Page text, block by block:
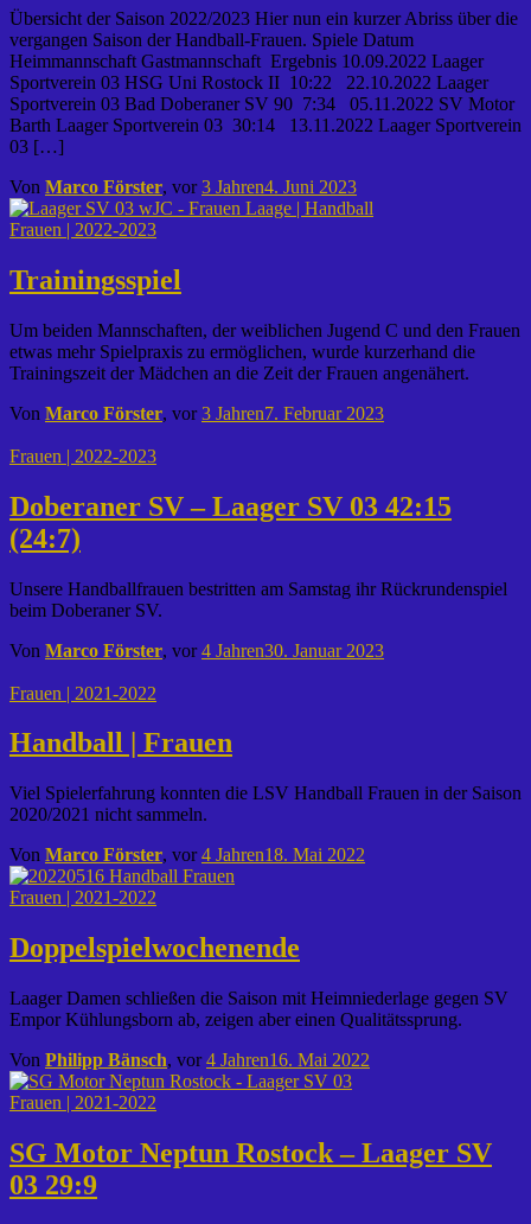
Übersicht der Saison 2022/2023 Hier nun ein kurzer Abriss über die
vergangen Saison der Handball-Frauen. Spiele Datum
Heimmannschaft Gastmannschaft Ergebnis 10.09.2022 Laager
Sportverein 03 HSG Uni Rostock II 10:22 22.10.2022 Laager
Sportverein 03 Bad Doberaner SV 90 7:34 05.11.2022 SV Motor
Barth Laager Sportverein 03 30:14 13.11.2022 Laager Sportverein
03 […]
Von Marco Förster, vor3 Jahren4. Juni 2023
Frauen | 2022-2023
Trainingsspiel
Um beiden Mannschaften, der weiblichen Jugend C und den Frauen
etwas mehr Spielpraxis zu ermöglichen, wurde kurzerhand die
Trainingszeit der Mädchen an die Zeit der Frauen angenähert.
Von Marco Förster, vor3 Jahren7. Februar 2023
Frauen | 2022-2023
Doberaner SV – Laager SV 03 42:15
(24:7)
Unsere Handballfrauen bestritten am Samstag ihr Rückrundenspiel
beim Doberaner SV.
Von Marco Förster, vor4 Jahren30. Januar 2023
Frauen | 2021-2022
Handball | Frauen
Viel Spielerfahrung konnten die LSV Handball Frauen in der Saison
2020/2021 nicht sammeln.
Von Marco Förster, vor4 Jahren18. Mai 2022
Frauen | 2021-2022
Doppelspielwochenende
Laager Damen schließen die Saison mit Heimniederlage gegen SV
Empor Kühlungsborn ab, zeigen aber einen Qualitätssprung.
Von Philipp Bänsch, vor4 Jahren16. Mai 2022
Frauen | 2021-2022
SG Motor Neptun Rostock – Laager SV
03 29:9